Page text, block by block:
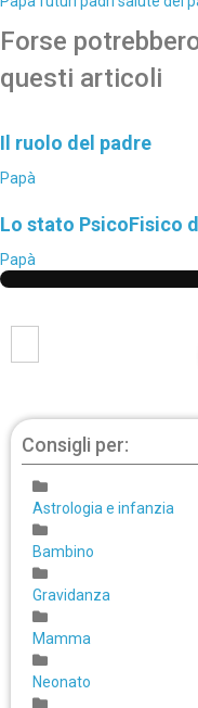
Forse
questi articoli
Il ruolo del padre
Papà
Lo stato PsicoFisico
Papà
Consigli per:
Astrologia e infanzia
Bambino
Gravidanza
Mamma
Neonato